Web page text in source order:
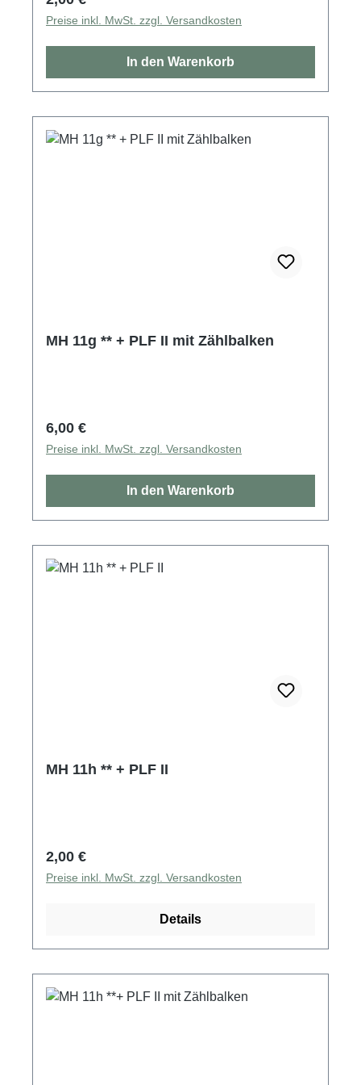
Preise inkl. MwSt. zzgl. Versandkosten
In den Warenkorb
MH 11g ** + PLF II mit Zählbalken
Regulärer Preis:
6,00 €
Preise inkl. MwSt. zzgl. Versandkosten
In den Warenkorb
MH 11h ** + PLF II
Regulärer Preis:
2,00 €
Preise inkl. MwSt. zzgl. Versandkosten
Details